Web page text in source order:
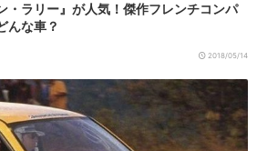
・ラリー』が人気！傑作フレンチコンパ
んな車？
2018/05/14